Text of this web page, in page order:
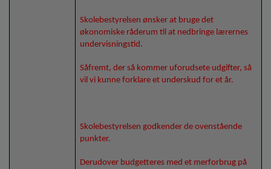
Skolebestyrelsen ønsker at bruge det
økonomiske råderum til at nedbringe lærernes
undervisningstid.
Såfremt, der så kommer uforudsete udgifter, så
vil vi kunne forklare et underskud for et år.
Skolebestyrelsen godkender de ovenstående
punkter.
Derudover budgetteres med et merforbrug på